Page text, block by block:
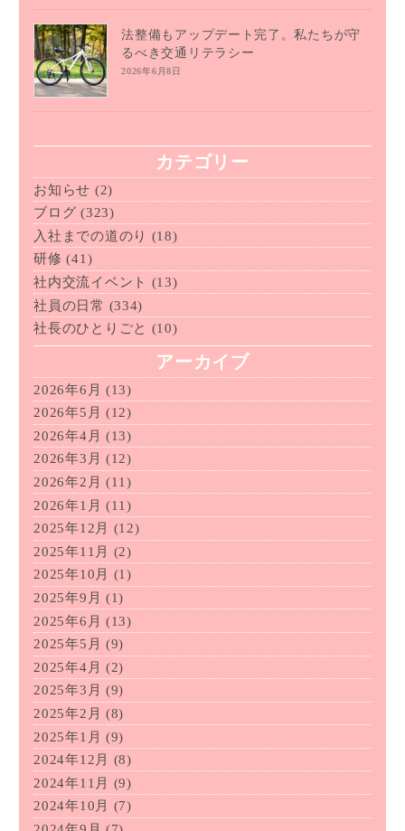
法整備もアップデート完了。私たちが守
るべき交通リテラシー
2026年6月8日
カテゴリー
お知らせ (2)
ブログ (323)
入社までの道のり (18)
研修 (41)
社内交流イベント (13)
社員の日常 (334)
社長のひとりごと (10)
アーカイブ
2026年6月 (13)
2026年5月 (12)
2026年4月 (13)
2026年3月 (12)
2026年2月 (11)
2026年1月 (11)
2025年12月
(12)
2025年11月
(2)
2025年10月
(1)
2025年9月 (1)
2025年6月 (13)
2025年5月 (9)
2025年4月 (2)
2025年3月 (9)
2025年2月 (8)
2025年1月 (9)
2024年12月
(8)
2024年11月
(9)
2024年10月
(7)